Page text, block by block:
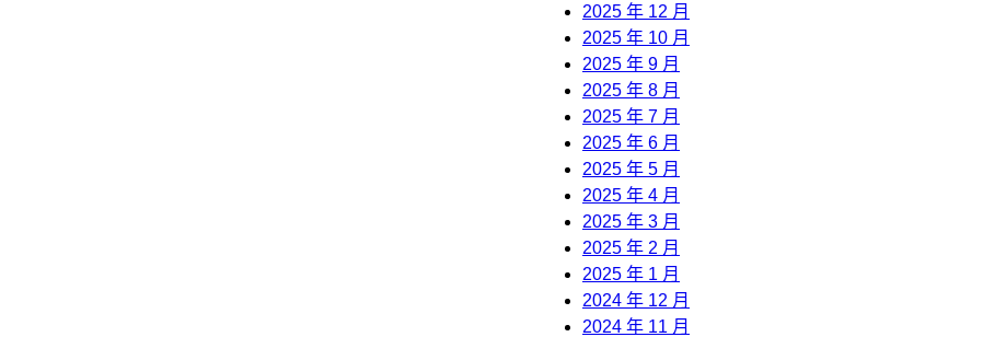
2025 年 12 月
2025 年 10 月
2025 年 9 月
2025 年 8 月
2025 年 7 月
2025 年 6 月
2025 年 5 月
2025 年 4 月
2025 年 3 月
2025 年 2 月
2025 年 1 月
2024 年 12 月
2024 年 11 月